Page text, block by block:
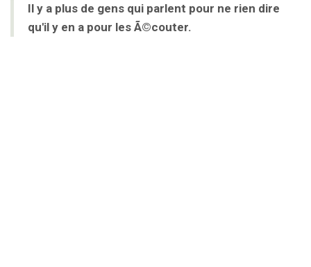
Il y a plus de gens qui parlent pour ne rien dire
qu'il y en a pour les Ã©couter.